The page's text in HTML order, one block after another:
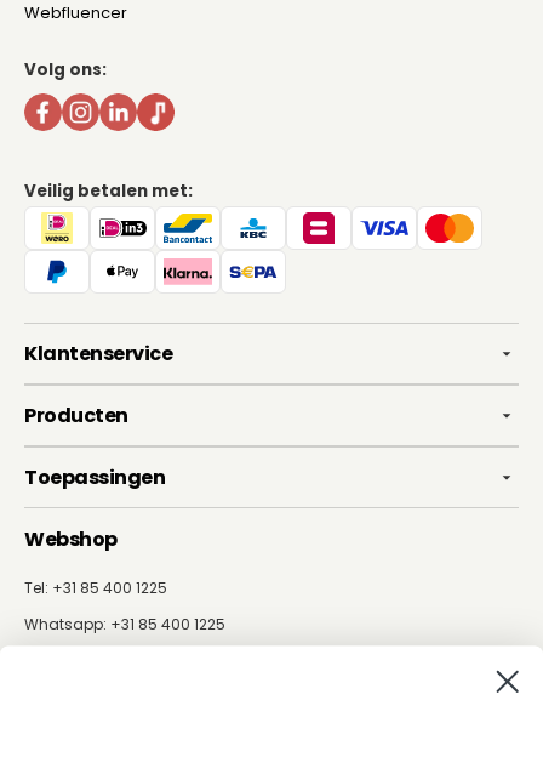
Webfluencer
Volg ons:
Veilig betalen met:
Klantenservice
Producten
Toepassingen
Webshop
Tel: +31 85 400 1225
Whatsapp: +31 85 400 1225